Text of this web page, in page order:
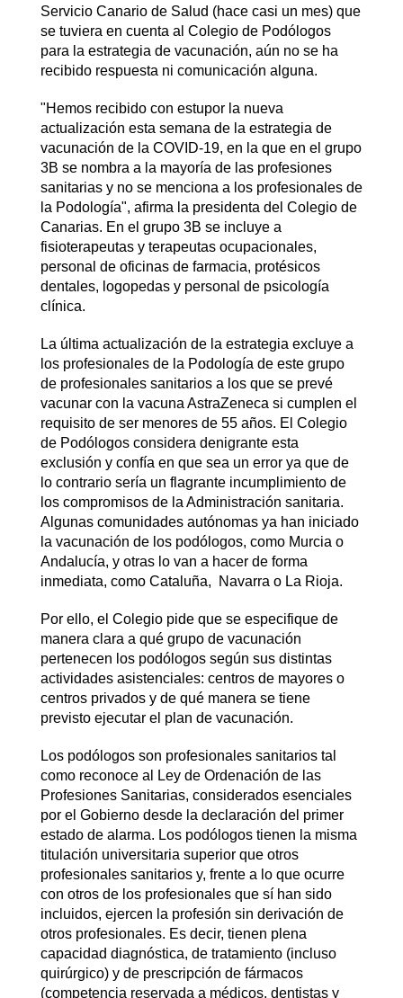
Servicio Canario de Salud (hace casi un mes) que
se tuviera en cuenta al Colegio de Podólogos
para la estrategia de vacunación, aún no se ha
recibido respuesta ni comunicación alguna.
"Hemos recibido con estupor la nueva
actualización esta semana de la estrategia de
vacunación de la COVID-19, en la que en el grupo
3B se nombra a la mayoría de las profesiones
sanitarias y no se menciona a los profesionales de
la Podología", afirma la presidenta del Colegio de
Canarias. En el grupo 3B se incluye a
fisioterapeutas y terapeutas ocupacionales,
personal de oficinas de farmacia, protésicos
dentales, logopedas y personal de psicología
clínica.
La última actualización de la estrategia excluye a
los profesionales de la Podología de este grupo
de profesionales sanitarios a los que se prevé
vacunar con la vacuna AstraZeneca si cumplen el
requisito de ser menores de 55 años. El Colegio
de Podólogos considera denigrante esta
exclusión y confía en que sea un error ya que de
lo contrario sería un flagrante incumplimiento de
los compromisos de la Administración sanitaria.
Algunas comunidades autónomas ya han iniciado
la vacunación de los podólogos, como Murcia o
Andalucía, y otras lo van a hacer de forma
inmediata, como Cataluña, Navarra o La Rioja.
Por ello, el Colegio pide que se especifique de
manera clara a qué grupo de vacunación
pertenecen los podólogos según sus distintas
actividades asistenciales: centros de mayores o
centros privados y de qué manera se tiene
previsto ejecutar el plan de vacunación.
Los podólogos son profesionales sanitarios tal
como reconoce al Ley de Ordenación de las
Profesiones Sanitarias, considerados esenciales
por el Gobierno desde la declaración del primer
estado de alarma. Los podólogos tienen la misma
titulación universitaria superior que otros
profesionales sanitarios y, frente a lo que ocurre
con otros de los profesionales que sí han sido
incluidos, ejercen la profesión sin derivación de
otros profesionales. Es decir, tienen plena
capacidad diagnóstica, de tratamiento (incluso
quirúrgico) y de prescripción de fármacos
(competencia reservada a médicos, dentistas y